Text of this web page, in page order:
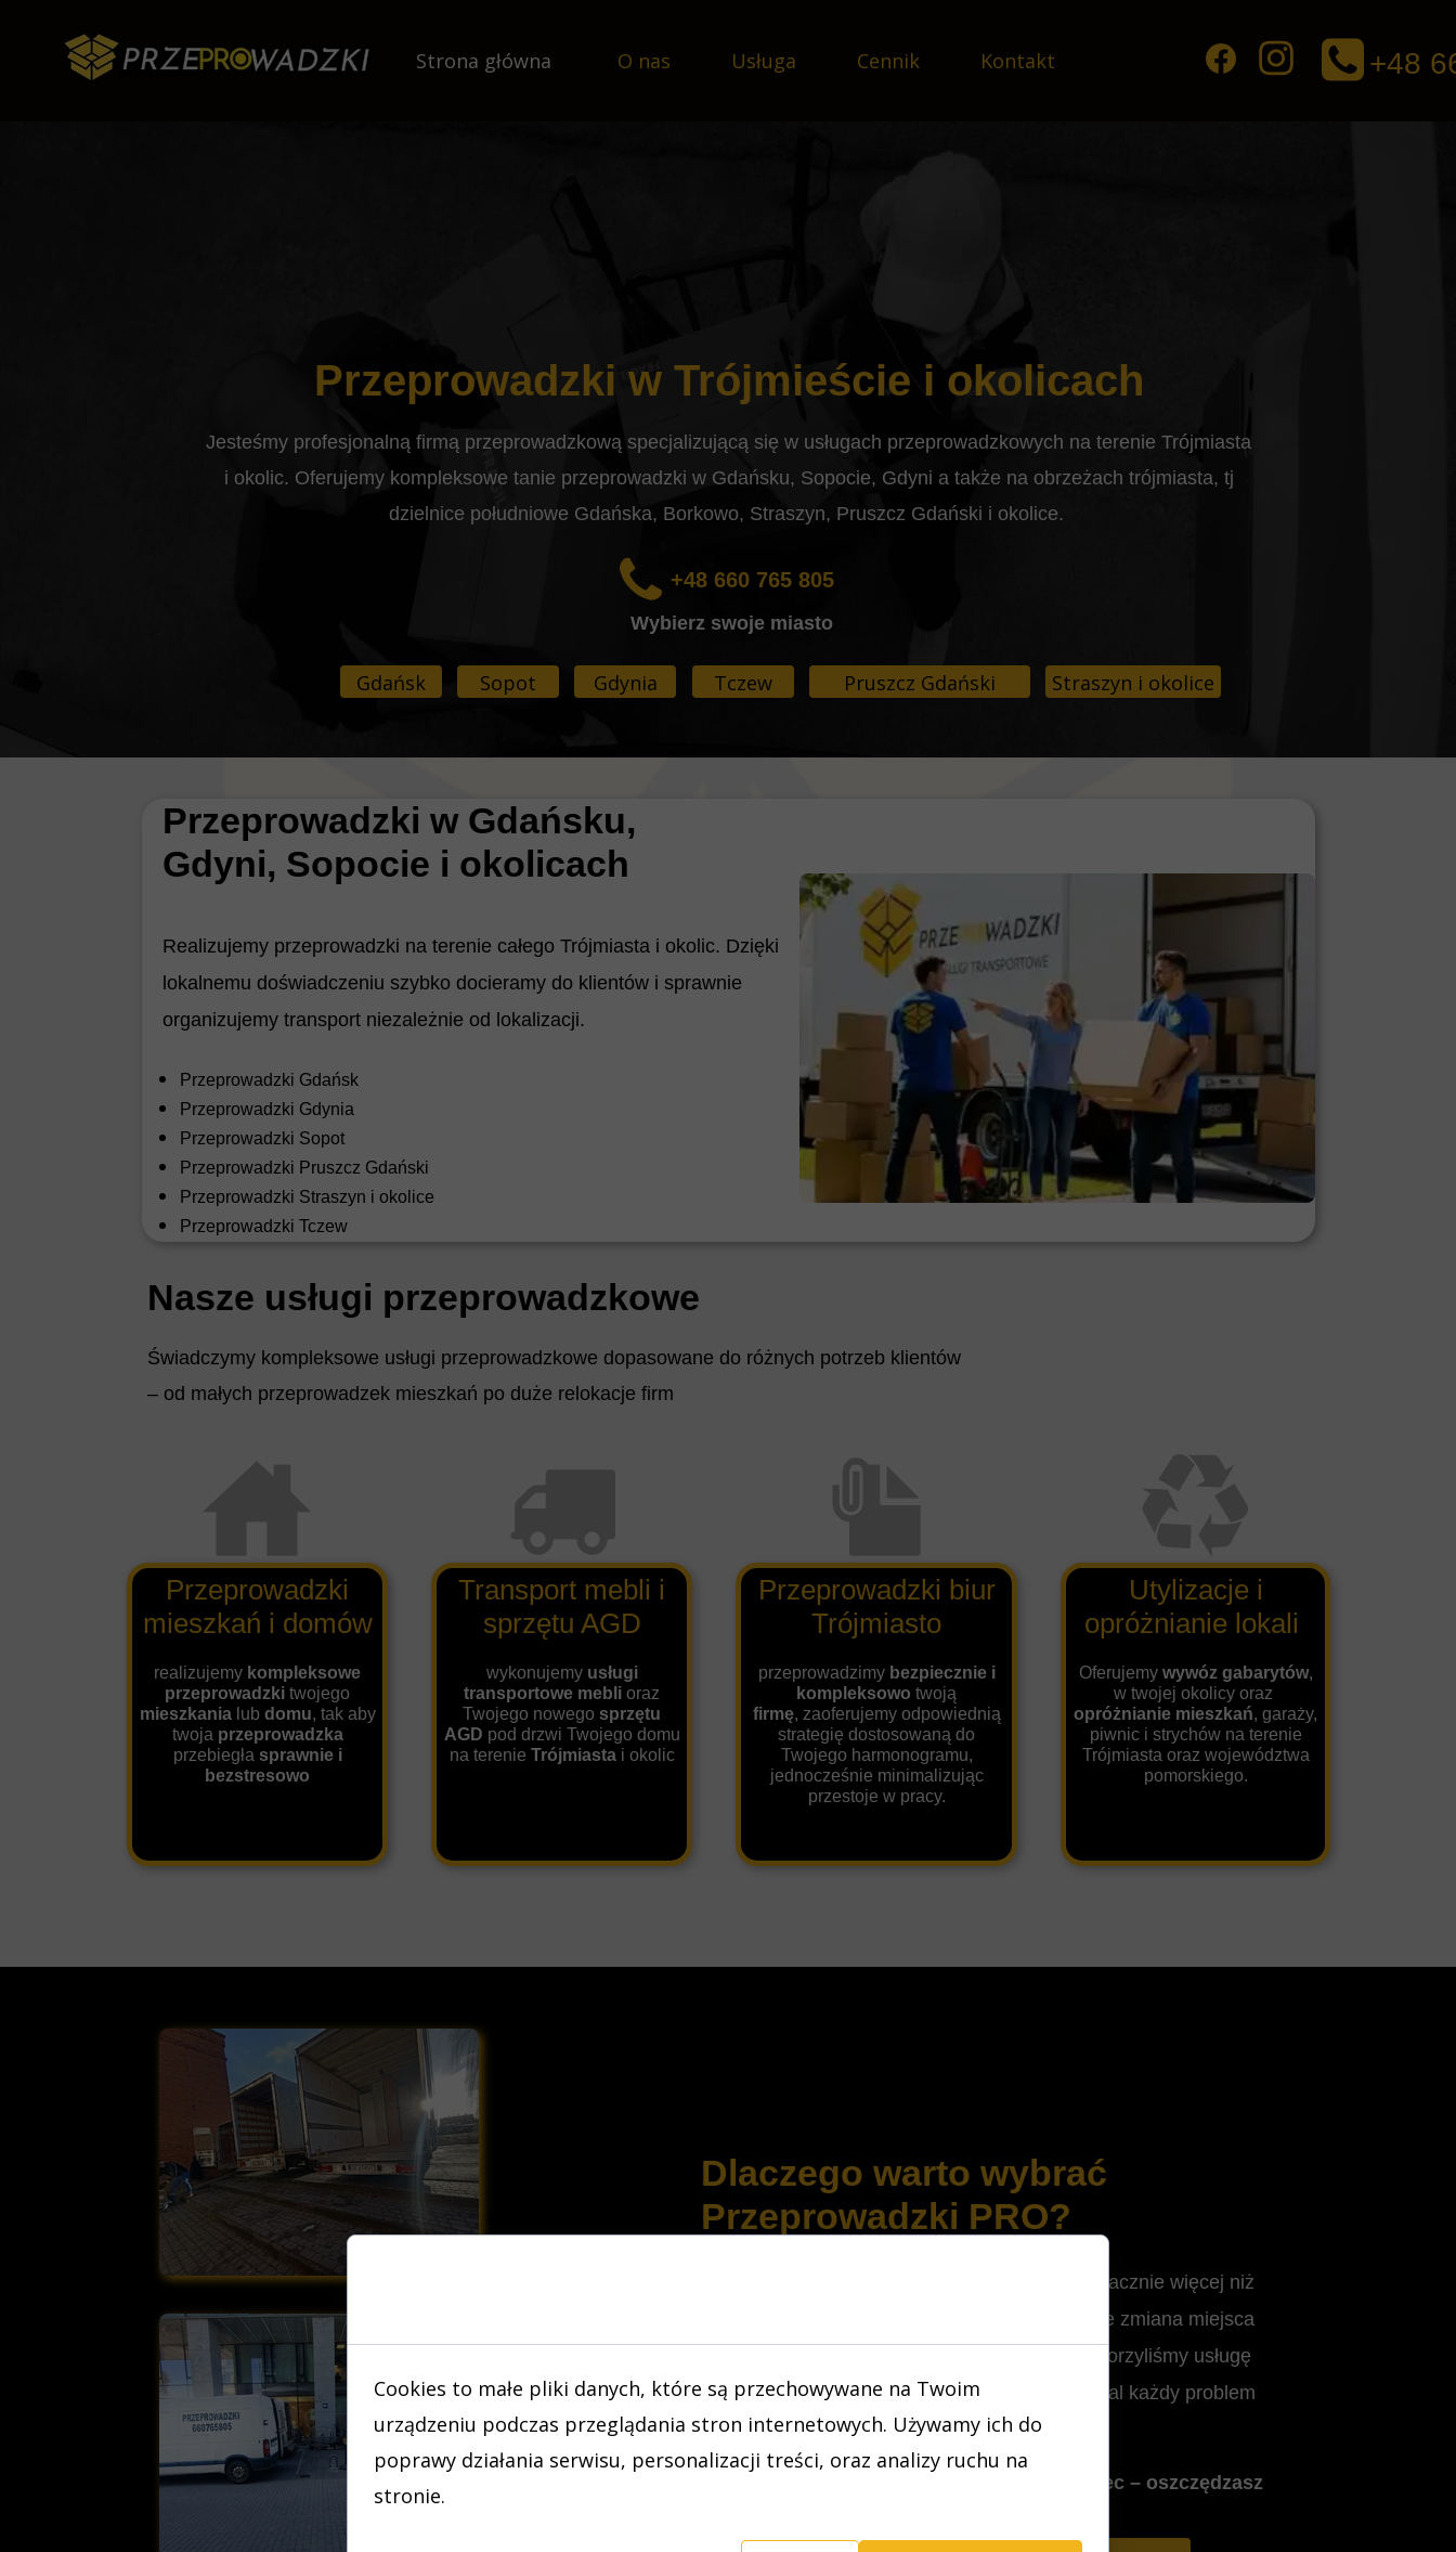
+48
Strona główna O nas
Usługa
Bagażówka Gdańsk
Bagażówka Gdynia
Cennik Kontakt
Przeprowadzki w Trójmieście i okolicach
Jesteśmy profesjonalną firmą przeprowadzkową specjalizującą się w usługach przeprowadzkowych na terenie Trójmiasta
i okolic. Oferujemy kompleksowe tanie przeprowadzki w Gdańsku, Sopocie, Gdyni a także na obrzeżach trójmiasta, tj
dzielnice południowe Gdańska, Borkowo, Straszyn, Pruszcz Gdański i okolice.
+48 660 765 805
Wybierz swoje miasto
Straszyn i okolice
Pruszcz Gdański
Tczew
Gdynia
Sopot
Gdańsk
Nasze usługi przeprowadzkowe
Świadczymy kompleksowe usługi przeprowadzkowe dopasowane do różnych potrzeb klientów
– od małych przeprowadzek mieszkań po duże relokacje firm
Przeprowadzki
mieszkań i domów
realizujemy kompleksowe
przeprowadzki twojego
mieszkanialub domu, tak aby
twoja przeprowadzka
przebiegła sprawnie i
bezstresowo
Transport mebli i
sprzętu AGD
wykonujemy usługi
transportowe mebli oraz
Twojego nowego sprzętu
AGD pod drzwi Twojego domu
na terenie Trójmiastai okolic
Przeprowadzki biur
Trójmiasto
przeprowadzimy bezpiecznie i
kompleksowo twoją
firmę, zaoferujemy odpowiednią
strategię dostosowaną do
Twojego harmonogramu,
jednocześnie minimalizując
przestoje w pracy.
Utylizacje i
opróżnianie lokali
Oferujemy wywóz gabarytów,
w twojej okolicy oraz
opróżnianie mieszkań, garaży,
piwnic i strychów na terenie
Trójmiasta oraz województwa
pomorskiego.
Przeprowadzki Gdańsk
Przeprowadzki Gdynia
Przeprowadzki Sopot
Przeprowadzki Pruszcz Gdański
Przeprowadzki Straszyn i okolice
Przeprowadzki Tczew
Przeprowadzki w Gdańsku,
Gdyni, Sopocie i okolicach
Realizujemy przeprowadzki na terenie całego Trójmiasta i okolic. Dzięki
lokalnemu doświadczeniu szybko docieramy do klientów i sprawnie
organizujemy transport niezależnie od lokalizacji.
Dlaczego warto wybrać
Przeprowadzki PRO?
, zyskujesz znacznie więcej niż
tylko transport i wnoszenie kartonów. Wiemy, że zmiana miejsca
zamieszkania to stresujący proces, dlatego stworzyliśmy usługę
kompleksową, która zdejmuje Ci z głowy niemal każdy problem
techniczny.
Przeprowadzki PRO to Twój jedyny fachowiec – oszczędzasz
Cookies to małe pliki danych, które są przechowywane na Twoim
urządzeniu podczas przeglądania stron internetowych. Używamy ich do
poprawy działania serwisu, personalizacji treści, oraz analizy ruchu na
stronie.